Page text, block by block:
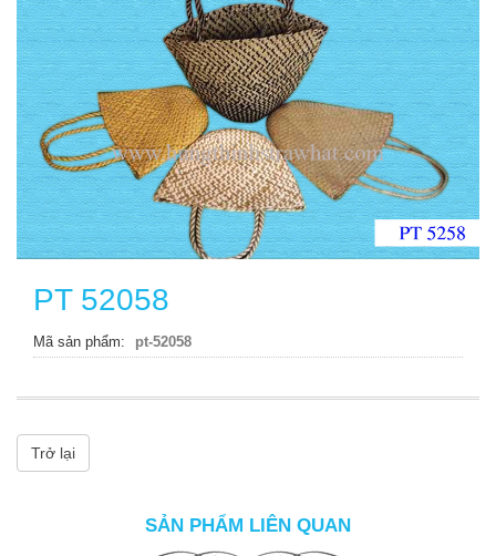
PT 52058
Mã sản phẩm pt-52058
Trở lại
SẢN PHẨM LIÊN QUAN